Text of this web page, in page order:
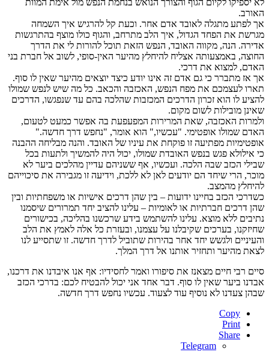
לא יספיקו לקיום הגוף והצורך הנואש בנחמת הנפש מול אימת המוות
האורב.
אך לפתע מתגלה לאובד אדם אחר. וכעת קל להרגיש איך השמחה
מגרשת את הפחד הגדול, איך הלב מתרחב, והגוף כולו מוצף בהתרגשות
אדירה. הנה, מקווה האובד, הנפש הזאת תוכל להורות לי את הדרך
החוצה, באמצעותה אצליח להיחלץ מהיער האין-סופי, לשוב אל חברת בני
האדם, למצוא את דרכי.
אך אז מתברר כי גם אדם זה אינו יודע כיצד יוצאים מהיער שאין לו סוף.
תארו לעצמכם את מפח הנפש, האכזבה והכאב. כל מה שיש לנפש שמולו
להציע לו הוא זכרון הדרכים המכזבות שהלכה בהם עד שנפגשו, הדרכים
שאינן מובילות לשום מקום.
ולמרות האכזבה, שאת המרירות המפעפעת בה אפשר כמעט לטעום,
האדם שמולו אופטימי. "עכשיו," הוא אומר, "נחפש דרך חדשה."
אופטימיות מפתיעה זו פוקחת את עיניו של האובד. והנה מבליחה ההבנה
כי אילולא פגש בנפש האובדת שמולו, יכול היה להמשיך ולתעות בכל
שבילי הכזב שבה הלכה. ועכשיו, אף ששניהם עדיין מהלכים ביער לא
מוכר, הרי שיחד הם יודעים לאן לא ללכת, וידיעה זו מגבירה את סיכוייהם
להיחלץ מהמצב.
כשדרכי הכזב בחיינו ידועות – בין שהן דרכים אישיות או משפחתיות ובין
שהן דרכים חברתיות או לאומיות – עלינו להציב יחד תמרורים שיסמנו
נתיבים ללא מוצא. עלינו להשתמש בידע שרכשנו בהליכה, בכישורים
שחיזקנו, בערכים שקיבלנו על עצמנו, ובעזרת כל אלה לאמץ את הלב
והעיניים ולגשש יחד אחר בהירות שתוביל לדרך חדשה. זו שתסייע לנו
לצאת מהיער ותחזיר אותנו אל דרך המלך.
סיים רבי חיים מצאנז את סיפורו ואמר לחסידיו: אף אנו איבדנו את דרכנו,
אבדנו ביער שאין לו סוף. דבר אחד אני יכול להבטיח לכם: בדרכי הכזב
שבהן צעדנו לא נוסיף עוד לצעוד. עכשיו נחפש דרך חדשה.
Copy
Print
Share
Telegram